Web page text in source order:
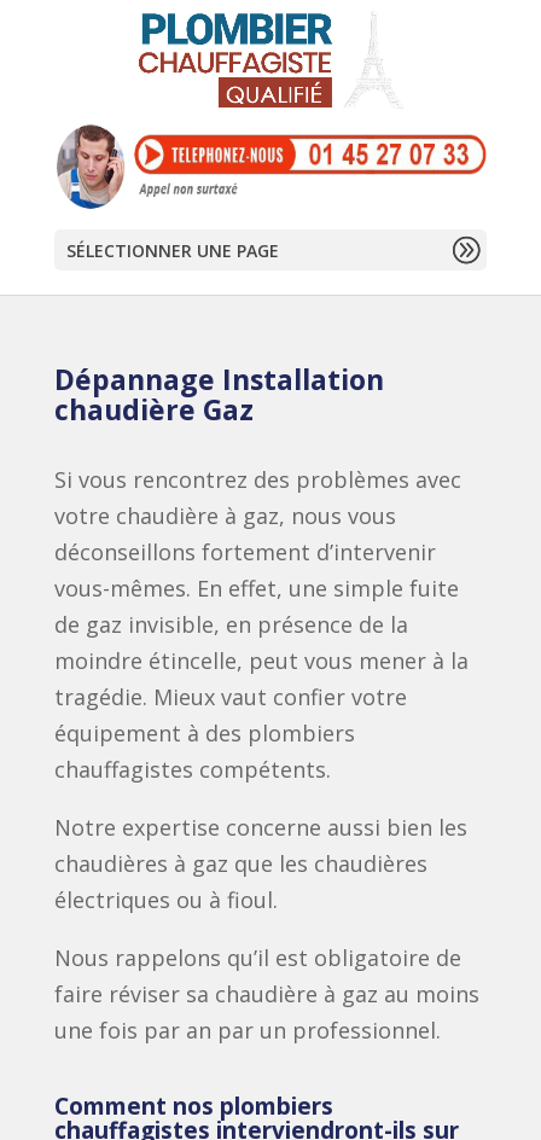
SÉLECTIONNER UNE PAGE
Dépannage Installation
chaudière Gaz
Si vous rencontrez des problèmes avec
votre chaudière à gaz, nous vous
déconseillons fortement d’intervenir
vous-mêmes. En effet, une simple fuite
de gaz invisible, en présence de la
moindre étincelle, peut vous mener à la
tragédie. Mieux vaut confier votre
équipement à des plombiers
chauffagistes compétents.
Notre expertise concerne aussi bien les
chaudières à gaz que les chaudières
électriques ou à fioul.
Nous rappelons qu’il est obligatoire de
faire réviser sa chaudière à gaz au moins
une fois par an par un professionnel.
Comment nos plombiers
chauffagistes interviendront-ils sur